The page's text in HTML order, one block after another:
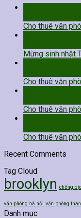
Cho thuê văn
Mừng sinh nhật
Cho thuê văn
Cho thuê văn
Cho thuê văn
Recent Comments
Tag Cloud
brooklyn chống
văn phòng hà nội văn phòng
Danh mục